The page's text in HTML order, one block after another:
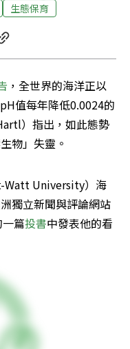
生態保育
，全世界的海洋正以
值每年降低0.0024的
）指出，如此態勢
物」失靈。
Watt University）海
獨立新聞與評論網站
篇投書中發表他的看